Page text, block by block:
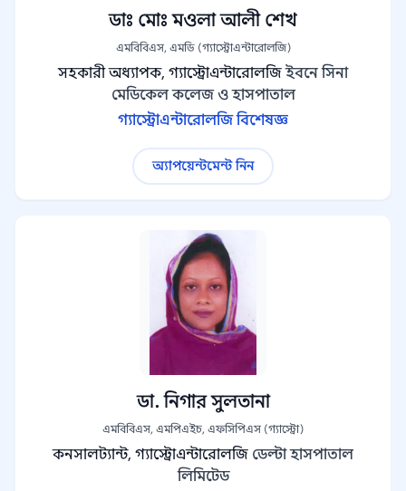
ডাঃ মোঃ মওলা আলী শেখ
এমবিবিএস, এমডি (গ্যাস্ট্রোএন্টারোলজি)
সহকারী অধ্যাপক, গ্যাস্ট্রোএন্টারোলজি ইবনে সিনা
মেডিকেল কলেজ ও হাসপাতাল
গ্যাস্ট্রোএন্টারোলজি বিশেষজ্ঞ
অ্যাপয়েন্টমেন্ট নিন
ডা. নিগার সুলতানা
এমবিবিএস, এমপিএইচ, এফসিপিএস (গ্যাস্ট্রো)
কনসালট্যান্ট, গ্যাস্ট্রোএন্টারোলজি ডেল্টা হাসপাতাল
লিমিটেড